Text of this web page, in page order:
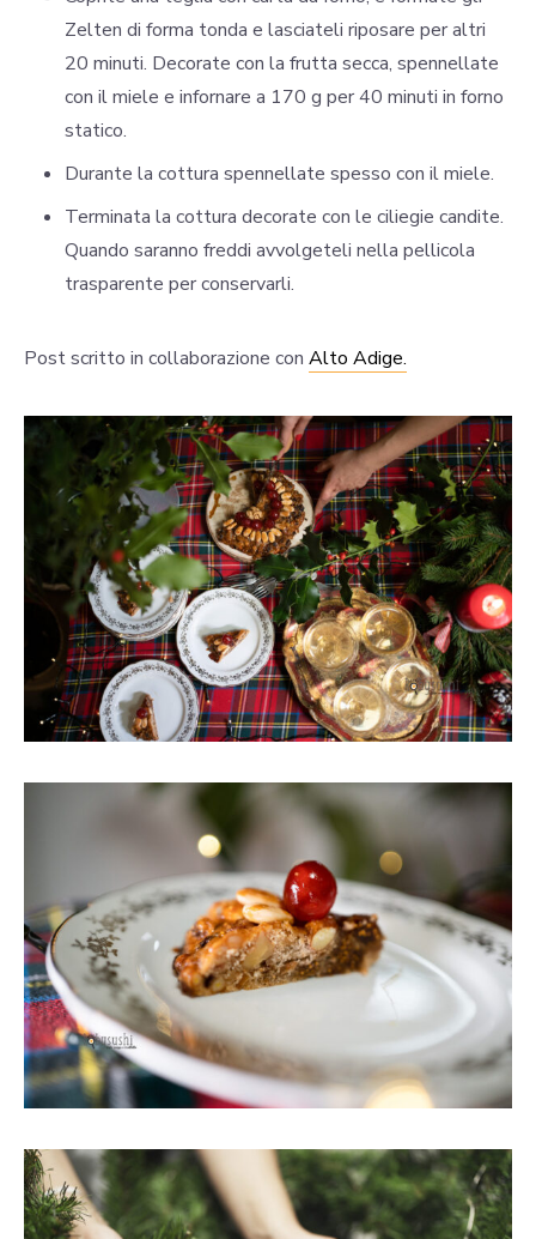
Zelten di forma tonda e lasciateli riposare per altri
20 minuti. Decorate con la frutta secca, spennellate
con il miele e infornare a 170 g per 40 minuti in forno
statico.
Durante la cottura spennellate spesso con il miele.
Terminata la cottura decorate con le ciliegie candite.
Quando saranno freddi avvolgeteli nella pellicola
trasparente per conservarli.
Post scritto in collaborazione con Alto Adige.